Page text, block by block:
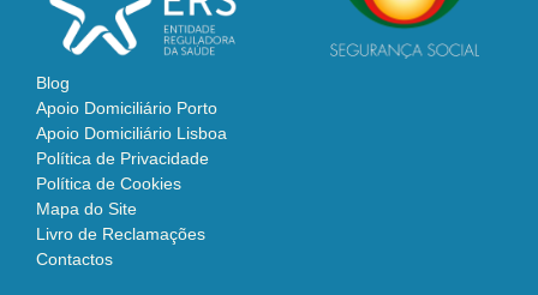
Blog
Apoio Domiciliário Porto
Apoio Domiciliário Lisboa
Política de Privacidade
Política de Cookies
Mapa do Site
Livro de Reclamações
Contactos